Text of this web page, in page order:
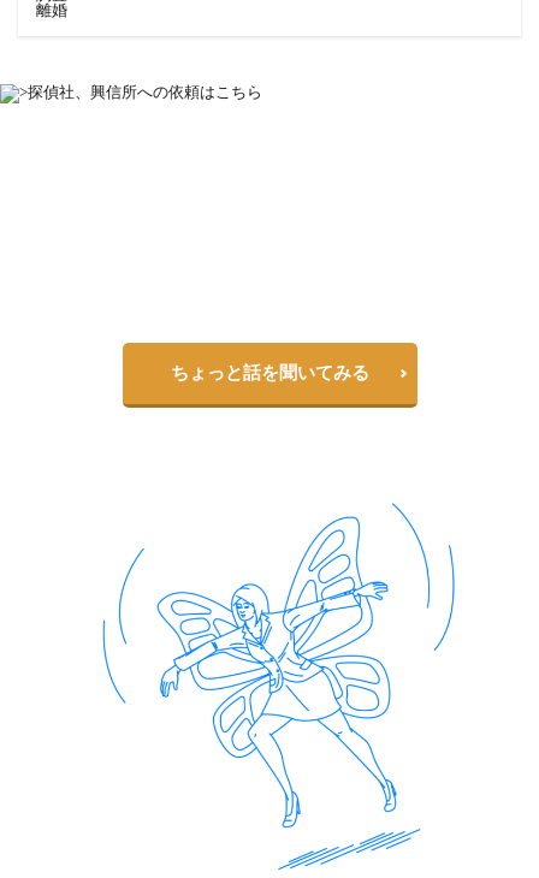
離婚
ちょっと話を聞いてみる